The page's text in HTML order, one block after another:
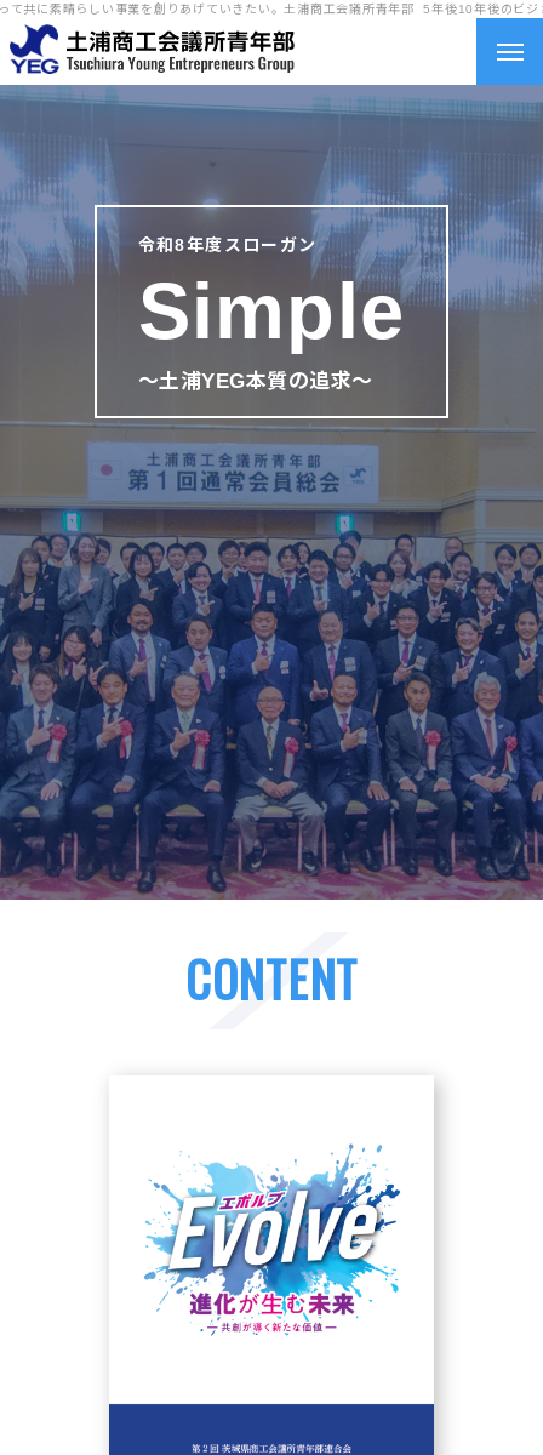
会長所信
YEGとは
令和8年度
事業活動計画
土浦商工会議所青年部規約 青年部入会申込み
お問い合わせ 個人情報保護
晴らしい事業を創りあげていきたい。土浦商工会議所青年部 5年後10年後のビジョンを
令和8年度スローガン
Simple
〜土浦YEG本質の追求〜
CONTENT